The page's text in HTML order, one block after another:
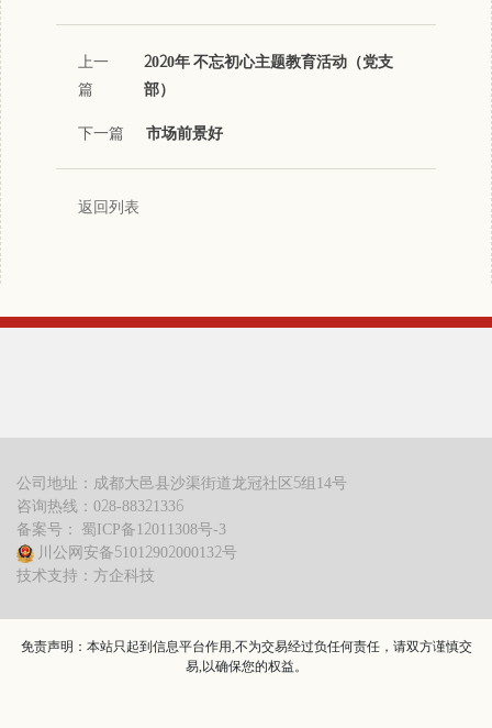
上一
篇
2020年 不忘初心主题教育活动（党支
部）
下一篇
市场前景好
返回列表
公司地址：成都大邑县沙渠街道龙冠社区5组14号
咨询热线：028-88321336
备案号： 蜀ICP备12011308号-3
川公网安备51012902000132号
技术支持：方企科技
免责声明：本站只起到信息平台作用,不为交易经过负任何责任，请双方谨慎交
易,以确保您的权益。